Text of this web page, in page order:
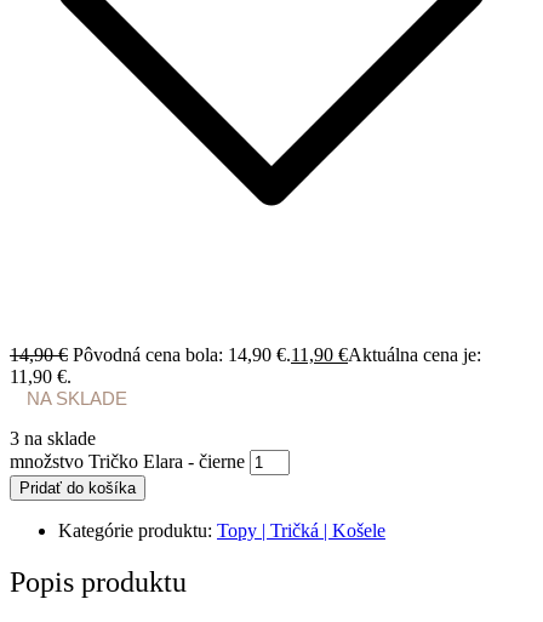
14,90€ Pôvodná cena bola: 14,90 €.11,90 €Aktuálna cena je:
11,90 €.
NA SKLADE
3 na sklade
množstvo Tričko Elara - čierne
Pridať do košíka
Kategórie produktu: Topy | Tričká | Košele
Popis produktu